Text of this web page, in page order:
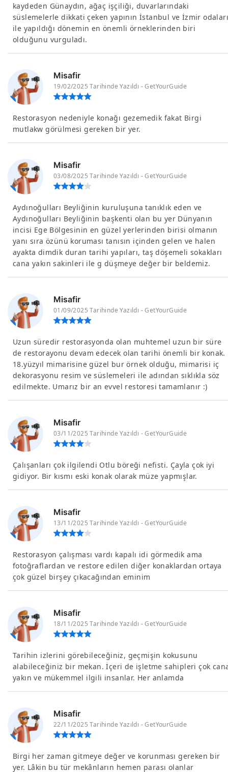
kaydeden Günaydın, ağaç işçiliği, duvarlarındaki
süslemelerle dikkati çeken yapının İstanbul ve İzmir odaları
ile yapıldığı dönemin en önemli örneklerinden biri
olduğunu vurguladı.
Misafir
19/02/2025 Tarihinde Yazıldı - GetYourGuide
Restorasyon nedeniyle konağı gezemedik fakat Birgi
mutlakw görülmesi gereken bir yer.
Misafir
03/08/2025 Tarihinde Yazıldı - GetYourGuide
Aydınoğulları Beyliğinin kuruluşuna tanıklık eden ve
Aydınoğulları Beyliğinin başkenti olan bu yer Dünyanın
incisi Ege Bölgesinin en güzel yerlerinden birisi olmanın
yanı sıra özünü koruması tanısın içinden gelen ve halen
ayakta dimdik duran tarihi yapıları, taş döşemeli sokakları
cana yakın sakinleri ile g düşmeye değer bir beldemiz.
Misafir
01/09/2025 Tarihinde Yazıldı - GetYourGuide
Uzun süredir restorasyonda olan muhtemel uzun bir süre
de restorayonu devam edecek olan tarihi önemli bir konak.
18.yüzyıl mimarisine güzel bur örnek olduğu, mimarisi iç
dekorasyonu resim ve süslemeleri ile adından sıklıkla söz
edilmekte. Umarız bir an evvel restoresi tamamlanır :)
Misafir
03/11/2025 Tarihinde Yazıldı - GetYourGuide
Çalışanları çok ilgilendi Otlu böreği nefisti. Çayla çok iyi
gidiyor. Bir kısmı eski konak olarak müze yapmışlar.
Misafir
13/11/2025 Tarihinde Yazıldı - GetYourGuide
Restorasyon çalışması vardı kapalı idi görmedik ama
fotoğraflardan ve restore edilen diğer konaklardan ortaya
çok güzel birşey çıkacağından eminim
Misafir
18/11/2025 Tarihinde Yazıldı - GetYourGuide
Tarihin izlerini görebileceğiniz, geçmişin kokusunu
alabileceğiniz bir mekan. İçeri de işletme sahipleri çok
yakın ve mükemmel ilgili insanlar. Her anlamda
Misafir
22/11/2025 Tarihinde Yazıldı - GetYourGuide
Birgi her zaman gitmeye değer ve korunması gereken bir
yer. Lâkin bu tür mekânların hemen parası olanlar